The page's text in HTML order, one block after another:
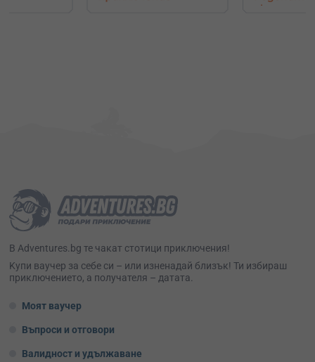
око
В Adventures.bg те чакат стотици приключения!
Kупи ваучер за себе си – или изненадай близък! Ти избираш
приключението, а получателя – датата.
Моят ваучер
Въпроси и отговори
Валидност и удължаване